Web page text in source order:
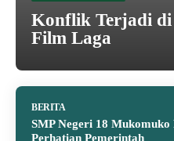
Konflik Terjadi
Film Laga
BERITA
SMP Negeri 18
Perhatian Pemerintah